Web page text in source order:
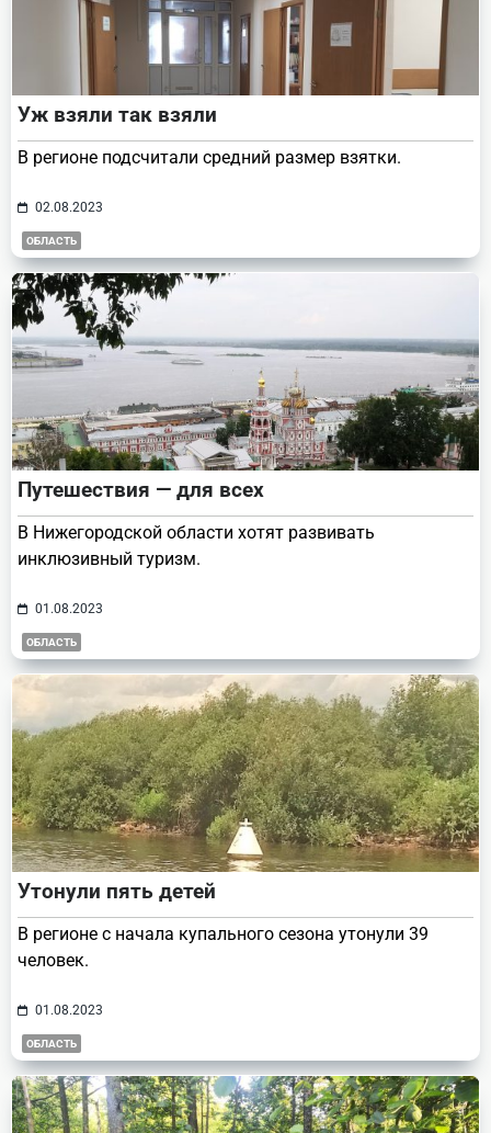
Уж взяли так взяли
В регионе подсчитали средний размер взятки.
02.08.2023
ОБЛАСТЬ
Путешествия — для всех
В Нижегородской области хотят развивать
инклюзивный туризм.
01.08.2023
ОБЛАСТЬ
Утонули пять детей
В регионе с начала купального сезона утонули 39
человек.
01.08.2023
ОБЛАСТЬ